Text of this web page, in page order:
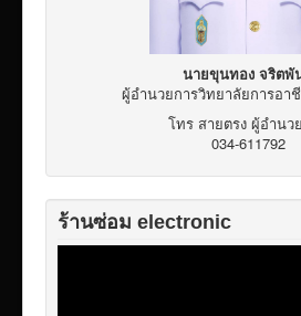
นายขุนทอง จริตพั
ผู้อำนวยการวิทยาลัยการอ
โทร สายตรง ผู้อำนว
034-611792
ร้านซ่อม electronic